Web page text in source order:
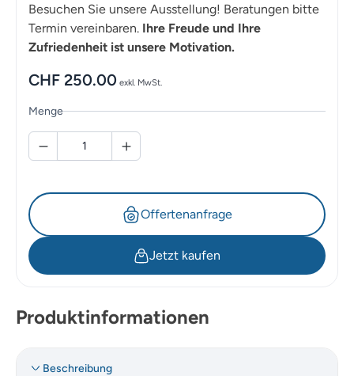
Besuchen Sie unsere Ausstellung! Beratungen bitte
Termin vereinbaren. Ihre Freude und Ihre
Zufriedenheit ist unsere Motivation.
CHF 250.00 exkl. MwSt.
Menge
Offertenanfrage
Jetzt kaufen
Produktinformationen
Beschreibung